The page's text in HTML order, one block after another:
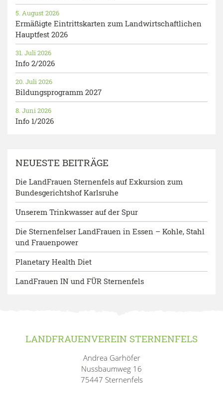
Ermäßigte Eintrittskarten zum Landwirtschaftlichen
Hauptfest 2026
5. August 2026
Info 2/2026
31. Juli 2026
Bildungsprogramm 2027
20. Juli 2026
Info 1/2026
8. Juni 2026
NEUESTE BEITRÄGE
Die LandFrauen Sternenfels auf Exkursion zum
Bundesgerichtshof Karlsruhe
Unserem Trinkwasser auf der Spur
Die Sternenfelser LandFrauen in Essen – Kohle, Stahl
und Frauenpower
Planetary Health Diet
LandFrauen IN und FÜR Sternenfels
LANDFRAUENVEREIN STERNENFELS
Andrea Garhöfer
Nussbaumweg 16
75447 Sternenfels